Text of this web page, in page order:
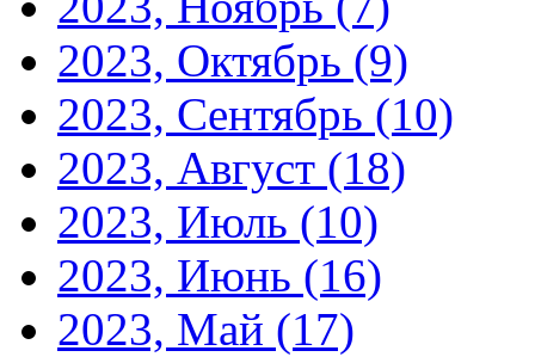
2023, Октябрь (9)
2023, Сентябрь (10)
2023, Август (18)
2023, Июль (10)
2023, Июнь (16)
2023, Май (17)